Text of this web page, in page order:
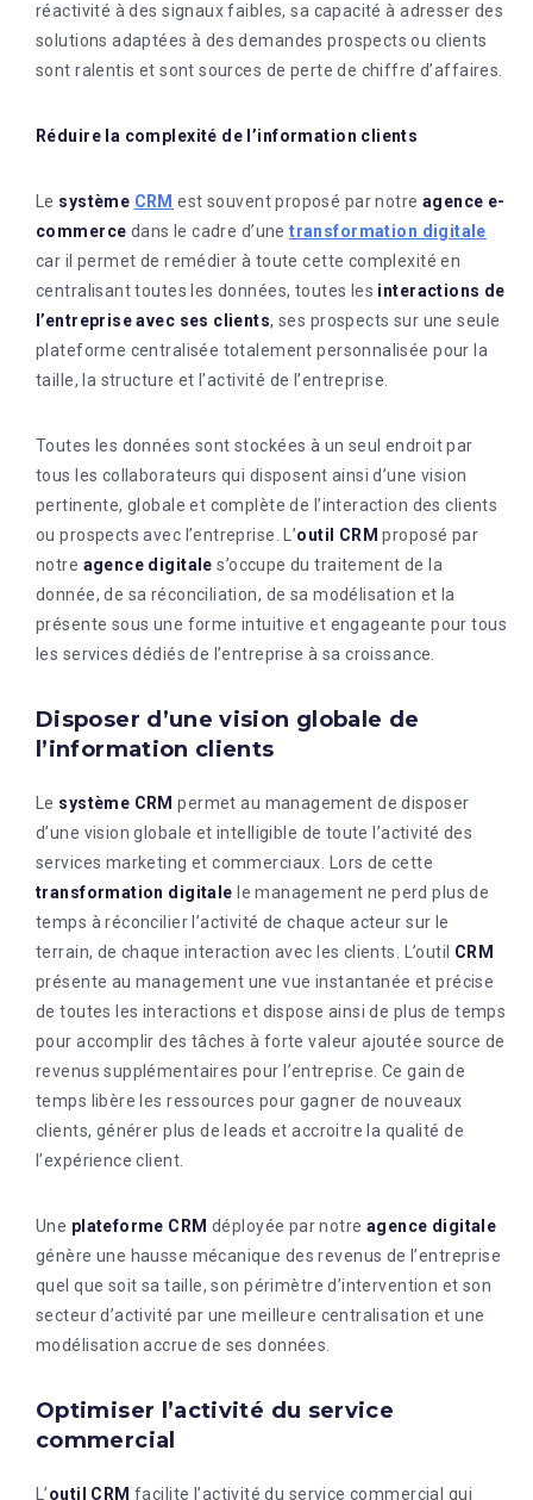
réactivité à des signaux faibles, sa capacité à adresser des
solutions adaptées à des demandes prospects ou clients
sont ralentis et sont sources de perte de chiffre d’affaires.
Réduire la complexité de l’information clients
Le système CRM est souvent proposé par notre agence e-
commerce dans le cadre d’unetransformation digitale
car il permet de remédier à toute cette complexité en
centralisant toutes les données, toutes les interactions de
l’entreprise avec ses clients, ses prospects sur une seule
plateforme centralisée totalement personnalisée pour la
taille, la structure et l’activité de l’entreprise.
Toutes les données sont stockées à un seul endroit par
tous les collaborateurs qui disposent ainsi d’une vision
pertinente, globale et complète de l’interaction des clients
ou prospects avec l’entreprise. L’outil CRM proposé par
notre agence digitale s’occupe du traitement de la
donnée, de sa réconciliation, de sa modélisation et la
présente sous une forme intuitive et engageante pour tous
les services dédiés de l’entreprise à sa croissance.
Disposer d’une vision globale de
l’information clients
Le système CRM permet au management de disposer
d’une vision globale et intelligible de toute l’activité des
services marketing et commerciaux. Lors de cette
transformation digitale le management ne perd plus de
temps à réconcilier l’activité de chaque acteur sur le
terrain, de chaque interaction avec les clients. L’outil CRM
présente au management une vue instantanée et précise
de toutes les interactions et dispose ainsi de plus de temps
pour accomplir des tâches à forte valeur ajoutée source de
revenus supplémentaires pour l’entreprise. Ce gain de
temps libère les ressources pour gagner de nouveaux
clients, générer plus de leads et accroitre la qualité de
l’expérience client.
Une plateforme CRM déployée par notre agence digitale
génère une hausse mécanique des revenus de l’entreprise
quel que soit sa taille, son périmètre d’intervention et son
secteur d’activité par une meilleure centralisation et une
modélisation accrue de ses données.
Optimiser l’activité du service
commercial
L’outil CRM facilite l’activité du service commercial qui